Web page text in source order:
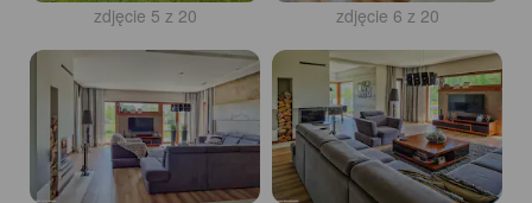
zdjęcie 5 z 20 zdjęcie 6 z 20